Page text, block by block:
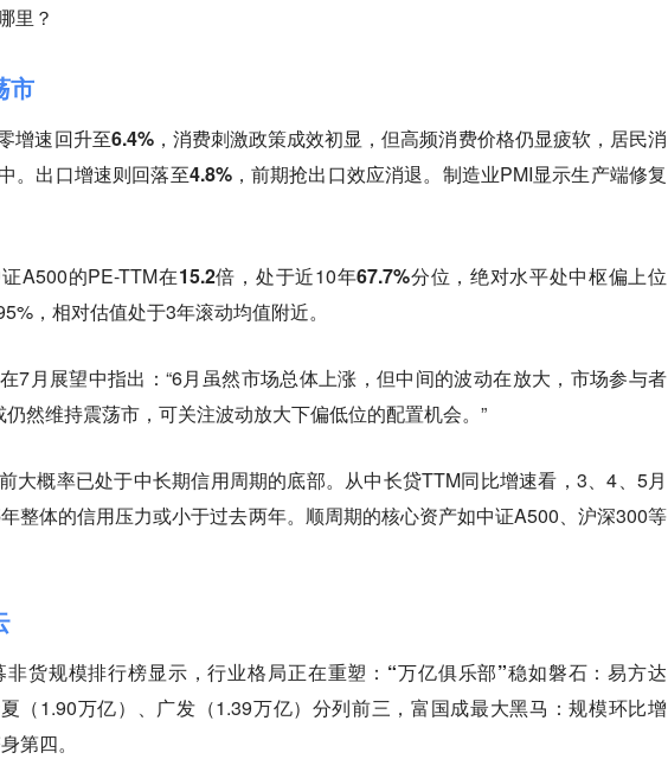
里？
市
增速回升至6.4%，消费刺激政策成效初显，但高频消费价格仍显疲软，居民消
。出口增速则回落至4.8%，前期抢出口效应消退。制造业PMI显示生产端修复
A500的PE-TTM在15.2倍 ，处于近10年67.7%分位 ，绝对水平处中枢偏上位
，相对估值处于3年滚动均值附近。
7月展望中指出：“6月虽然市场总体上涨，但中间的波动在放大，市场参与者
仍然维持震荡市 ，可关注波动放大下偏低位的配置机会。”
大概率已处于中长期信用周期的底部。从中长贷TTM同比增速看，3、4、5月
整体的信用压力或小于过去两年。顺周期的核心资产如中证A500、沪深300等
货规模排行榜显示，行业格局正在重塑： “万亿俱乐部”稳如磐石 ：易方达
夏（1.90万亿）、广发（1.39万亿）分列前三，富国成最大黑马 ：规模环比增
第四。